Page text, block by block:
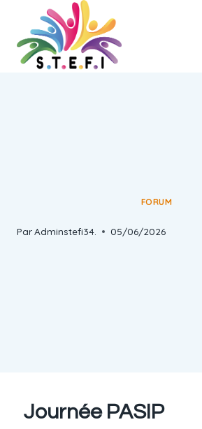
FORUM
ParAdminstefi34. 05/06/2026
Journée PASIP